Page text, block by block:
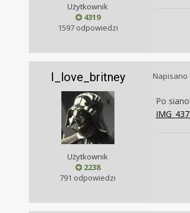
Użytkownik
4319
1597 odpowiedzi
I_love_britney
Użytkownik
2238
791 odpowiedzi
Napisano
Po